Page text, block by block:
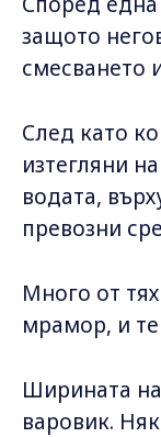
защото
смесването
След като
изтегляни
водата,
превозни
Много от
мрамор, и
Ширината
варовик.